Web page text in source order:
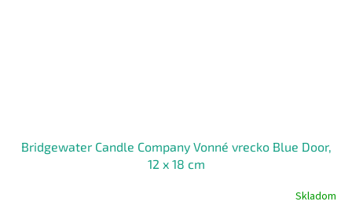
Bridgewater Candle Company Vonné vrecko Blue Door,
12 x 18 cm
Skladom